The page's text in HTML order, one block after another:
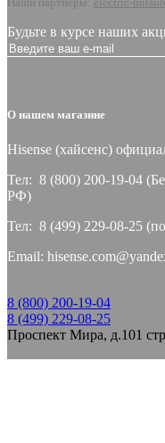
Будьте в курсе наших
О нашем магазине
Hisense (хайсeнс)
Тел: 8 (800) 200-19-04
РФ)
Тел: 8 (499) 229-08-25
Email:
8 (800) 200-19-04
8 (499) 229-08-25
Проспект Мира, д.101